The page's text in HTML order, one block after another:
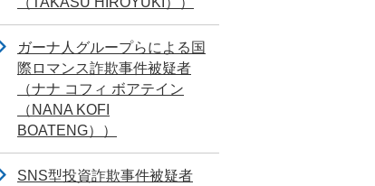
ガーナ人グループらによる国
際ロマンス詐欺事件被疑者
（ナナ コフィ ボアテイン
（NANA KOFI
BOATENG））
SNS型投資詐欺事件被疑者